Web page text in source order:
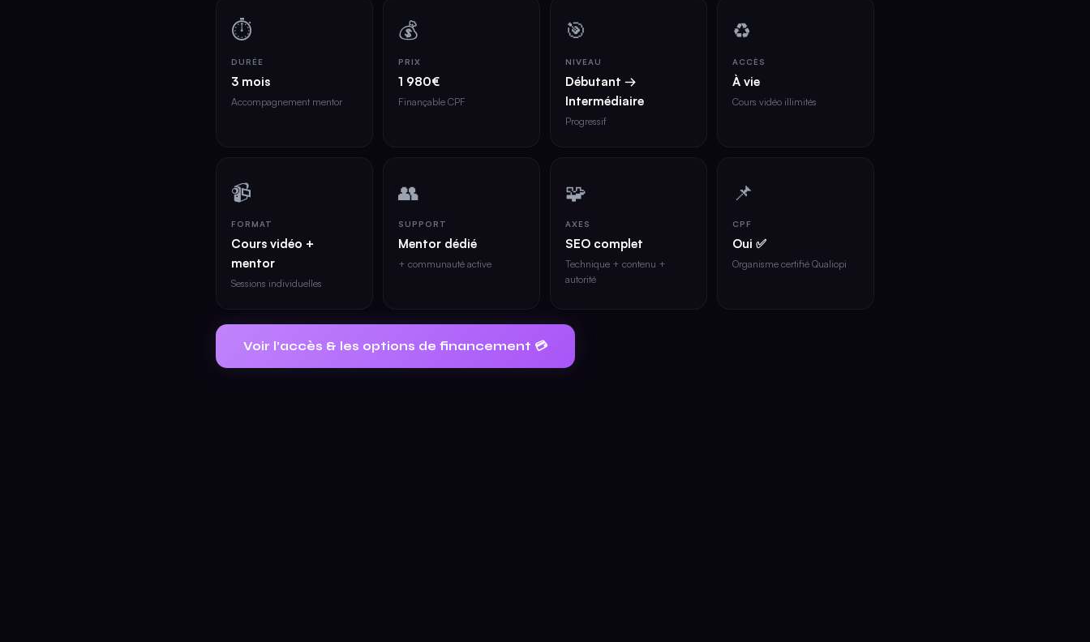
⏱
DURÉE
3 mois
Accompagnement mentor
💰
PRIX
1 980€
Finançable CPF
🎯
NIVEAU
Débutant →
Intermédiaire
Progressif
♻️
ACCÈS
À vie
Cours vidéo illimités
📹
FORMAT
Cours vidéo +
mentor
Sessions individuelles
👥
SUPPORT
Mentor dédié
+ communauté active
🧩
AXES
SEO complet
Technique + contenu +
autorité
📌
CPF
Oui ✅
Organisme certifié Qualiopi
Voir l’accès & les options de financement 💳